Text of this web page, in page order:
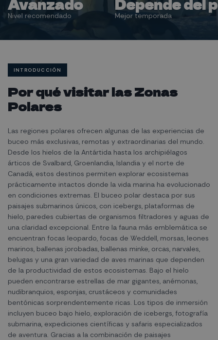
Avanzado
Nivel recomendado
Depende del
Mejor temporada
INTRODUCCIÓN
Por qué visitar las Zonas
Polares
Las regiones polares ofrecen algunas de las experiencias de
buceo más exclusivas, remotas y extraordinarias del mundo.
Desde los hielos de la Antártida hasta los archipiélagos
árticos de Svalbard, Groenlandia, Islandia y el norte de
Canadá, estos destinos permiten explorar ecosistemas
prácticamente intactos donde la vida marina ha evolucionado
en condiciones extremas. El buceo polar destaca por sus
paisajes submarinos únicos, con icebergs, plataformas de
hielo, paredes cubiertas de organismos filtradores y aguas de
una claridad excepcional. Entre la fauna más emblemática se
encuentran focas leopardo, focas de Weddell, morsas, leones
marinos, ballenas jorobadas, ballenas minke, orcas, narvales,
belugas y una gran variedad de aves marinas que dependen
de la productividad de estos ecosistemas. Bajo el hielo
pueden encontrarse estrellas de mar gigantes, anémonas,
nudibranquios, esponjas, crustáceos y comunidades
bentónicas sorprendentemente ricas. Los tipos de inmersión
incluyen buceo bajo hielo, exploración de icebergs, fotografía
submarina, expediciones científicas y safaris especializados
de aventura. Gracias a la combinación de paisajes